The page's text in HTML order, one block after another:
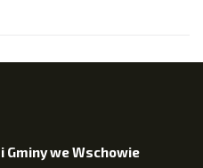
we Wschowie